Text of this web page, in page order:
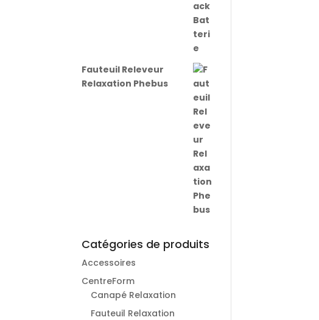
Fauteuil Releveur
Relaxation Phebus
Catégories de produits
Accessoires
CentreForm
Canapé Relaxation
Fauteuil Relaxation